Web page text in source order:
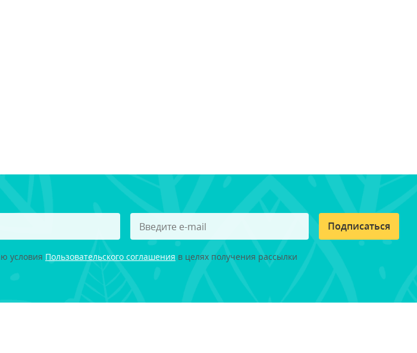
Подписаться
условия Пользовательского соглашения в целях получения рассылки